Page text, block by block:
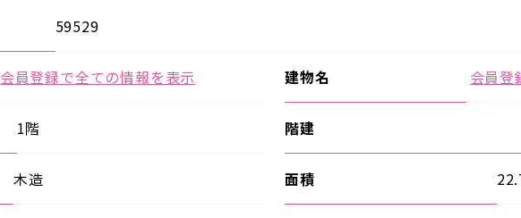
59529
会員登録で全ての情報を表示 建物名 会員登
1階 階建
木造 面積